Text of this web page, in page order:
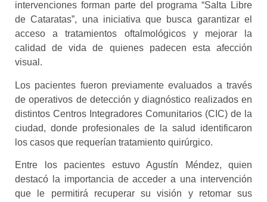
intervenciones forman parte del programa “Salta Libre
de Cataratas”, una iniciativa que busca garantizar el
acceso a tratamientos oftalmológicos y mejorar la
calidad de vida de quienes padecen esta afección
visual.
Los pacientes fueron previamente evaluados a través
de operativos de detección y diagnóstico realizados en
distintos Centros Integradores Comunitarios (CIC) de la
ciudad, donde profesionales de la salud identificaron
los casos que requerían tratamiento quirúrgico.
Entre los pacientes estuvo Agustín Méndez, quien
destacó la importancia de acceder a una intervención
que le permitirá recuperar su visión y retomar sus